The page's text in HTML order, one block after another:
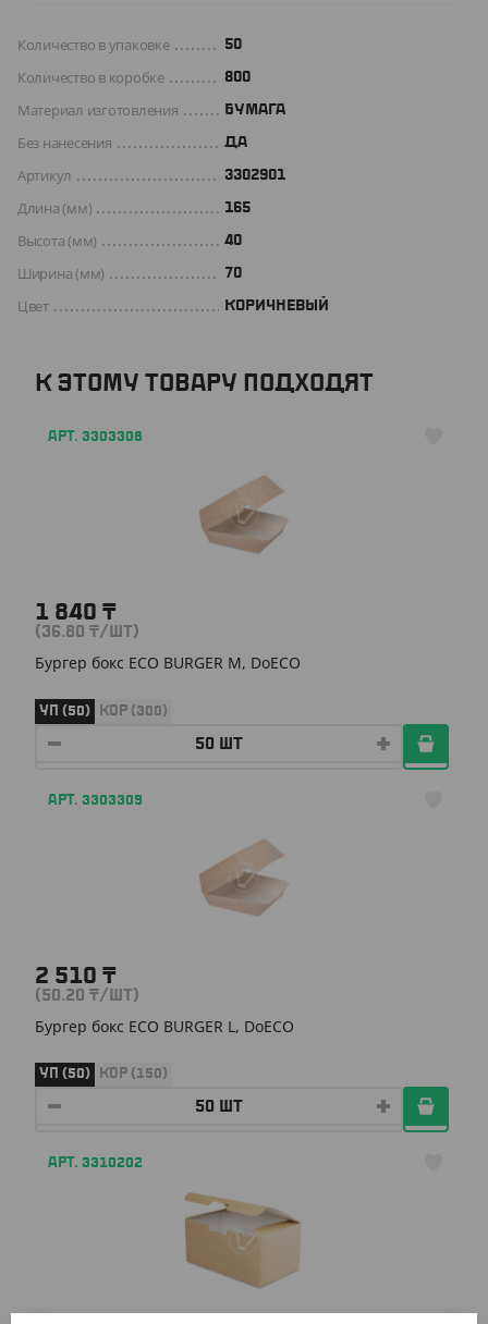
Количество в упаковке 50
Количество в коробке 800
Материал изготовления БУМАГА
Без нанесения ДА
Артикул 3302901
Длина (мм) 165
Высота (мм) 40
Ширина (мм) 70
Цвет КОРИЧНЕВЫЙ
К ЭТОМУ ТОВАРУ ПОДХОДЯТ
АРТ. 3303308
1 840 ₸
(36.80 ₸/ШТ)
Бургер бокс ECO BURGER M, DoECO
УП (50) КОР (300)
АРТ. 3303309
2 510 ₸
(50.20 ₸/ШТ)
Бургер бокс ECO BURGER L, DoECO
УП (50) КОР (150)
АРТ. 3310202